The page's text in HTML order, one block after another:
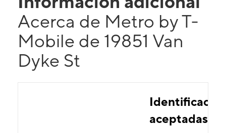
Acerca de Metro by T-
Mobile de 19851 Van
Dyke St
aceptadas